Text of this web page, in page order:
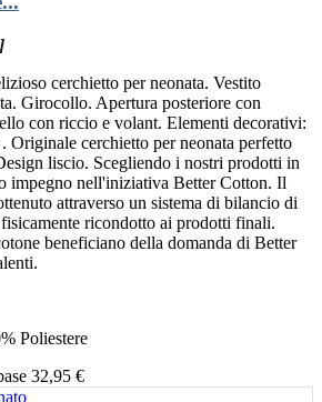
cerchietto per neonata. Vestito
Girocollo. Apertura posteriore con
con riccio e volant. Elementi decorativi:
Originale cerchietto per neonata perfetto
liscio. Scegliendo i nostri prodotti in
impegno nell'iniziativa Better Cotton. Il
attraverso un sistema di bilancio di
fisicamente ricondotto ai prodotti finali.
beneficiano della domanda di Better
Poliestere
32,95 €